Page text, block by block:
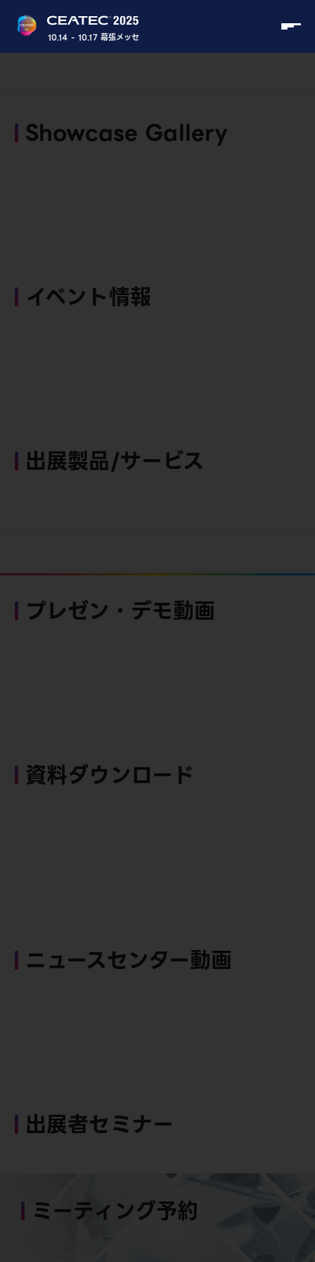
10.14 - 10.17 幕張メッセ
Showcase Gallery
イベント情報
出展製品/サービス
プレゼン・デモ動画
資料ダウンロード
ニュースセンター動画
出展者セミナー
ミーティング予約